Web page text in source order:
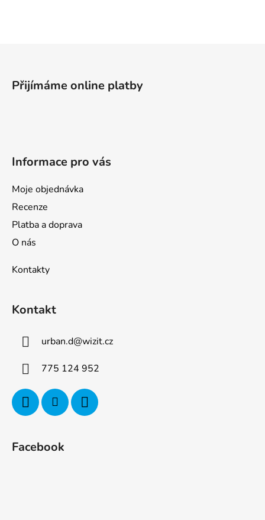
Přijímáme online platby
Informace pro vás
Moje objednávka
Recenze
Platba a doprava
O nás
Kontakty
Kontakt
urban.d@wizit.cz
775 124 952
Facebook